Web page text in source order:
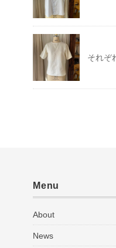
それぞ
Menu
About
News